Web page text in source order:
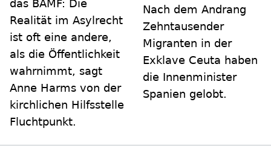
das BAMF: Die
Realität im Asylrecht
ist oft eine andere,
als die Öffentlichkeit
wahrnimmt, sagt
Anne Harms von der
kirchlichen Hilfsstelle
Fluchtpunkt.
Nach dem Andrang
Zehntausender
Migranten in der
Exklave Ceuta haben
die Innenminister
Spanien gelobt.